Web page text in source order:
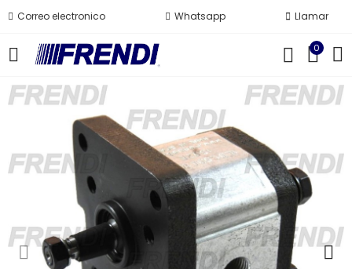
Correo electronico Whatsapp Llamar
0